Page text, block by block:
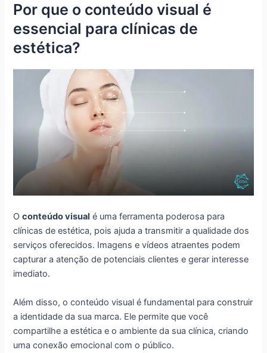
Por que o conteúdo visual é
essencial para clínicas de
estética?
Oconteúdo visual é uma ferramenta poderosa para
clínicas de estética, pois ajuda a transmitir a qualidade dos
serviços oferecidos. Imagens e vídeos atraentes podem
capturar a atenção de potenciais clientes e gerar interesse
imediato.
Além disso, o conteúdo visual é fundamental para construir
a identidade da sua marca. Ele permite que você
compartilhe a estética e o ambiente da sua clínica, criando
uma conexão emocional com o público.